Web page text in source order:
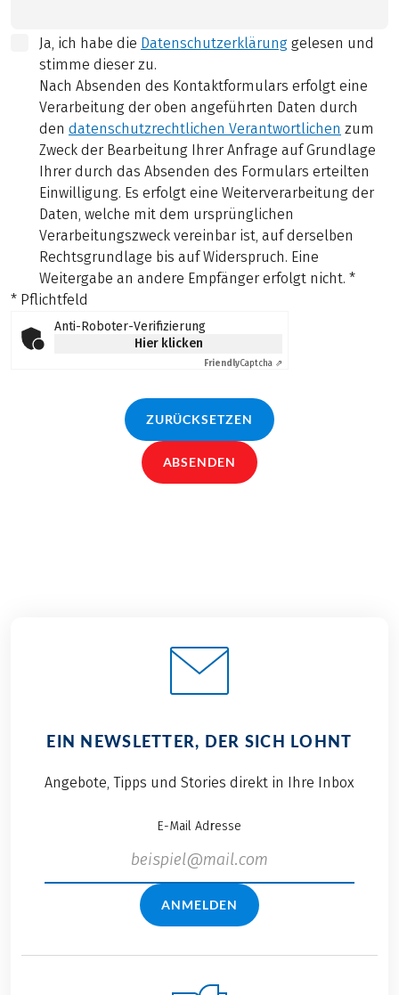
Ja, ich habe die Datenschutzerklärung gelesen und
stimme dieser zu.
Nach Absenden des Kontaktformulars erfolgt eine
Verarbeitung der oben angeführten Daten durch
den datenschutzrechtlichen Verantwortlichen zum
Zweck der Bearbeitung Ihrer Anfrage auf Grundlage
Ihrer durch das Absenden des Formulars erteilten
Einwilligung. Es erfolgt eine Weiterverarbeitung der
Daten, welche mit dem ursprünglichen
Verarbeitungszweck vereinbar ist, auf derselben
Rechtsgrundlage bis auf Widerspruch. Eine
Weitergabe an andere Empfänger erfolgt nicht. *
* Pflichtfeld
Anti-Roboter-Verifizierung
Hier klicken
FriendlyCaptcha ⇗
ZURÜCKSETZEN
ABSENDEN
EIN NEWSLETTER, DER SICH LOHNT
Angebote, Tipps und Stories direkt in Ihre Inbox
E-Mail Adresse
ANMELDEN